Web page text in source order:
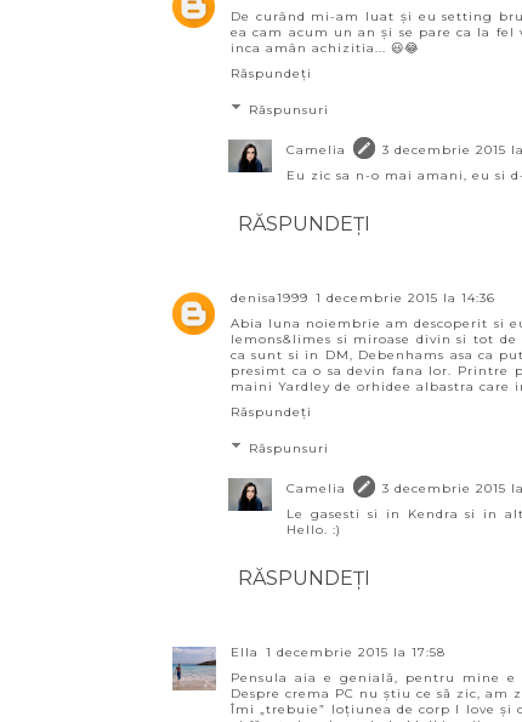
De curând mi-am luat și eu setting
ea cam acum un an și se pare ca la
inca amân achizitia... 😃😂
Răspundeți
Răspunsuri
Camelia
3 decembrie 2015
Eu zic sa n-o mai amani, eu si
RĂSPUNDEȚI
denisa1999 1 decembrie 2015 la 14:36
Abia luna noiembrie am descoperit si
lemons&limes si miroase divin si tot
ca sunt si in DM, Debenhams asa ca
presimt ca o sa devin fana lor. Printre
maini Yardley de orhidee albastra care
Răspundeți
Răspunsuri
Camelia
3 decembrie 2015
Le gasesti si in Kendra si in
Hello. :)
RĂSPUNDEȚI
Ella
1 decembrie 2015 la 17:58
Pensula aia e genială, pentru mine e
Despre crema PC nu știu ce să zic, am
Îmi „trebuie” loțiunea de corp I love și